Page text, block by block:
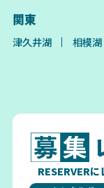
関東
津久井湖 相模湖
RESERVER